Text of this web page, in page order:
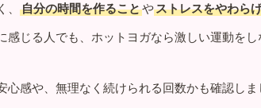
自分の時間を作ることやストレスをやわら
感じる人でも、ホットヨガなら激しい運動をし
心感や、無理なく続けられる回数かも確認しま